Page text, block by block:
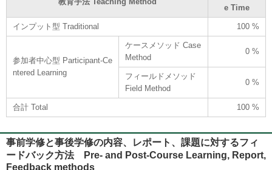
e Time
インプット型 Traditional 100 %
参加者中心型 Participant-Ce
ntered Learning
ケースメソッド Case
Method
0 %
フィールドメソッド
Field Method
0 %
合計 Total 100 %
事前学修と事後学修の内容、レポート、課題に対するフィ
ードバック方法 Pre- and Post-Course Learning, Report,
Feedback methods